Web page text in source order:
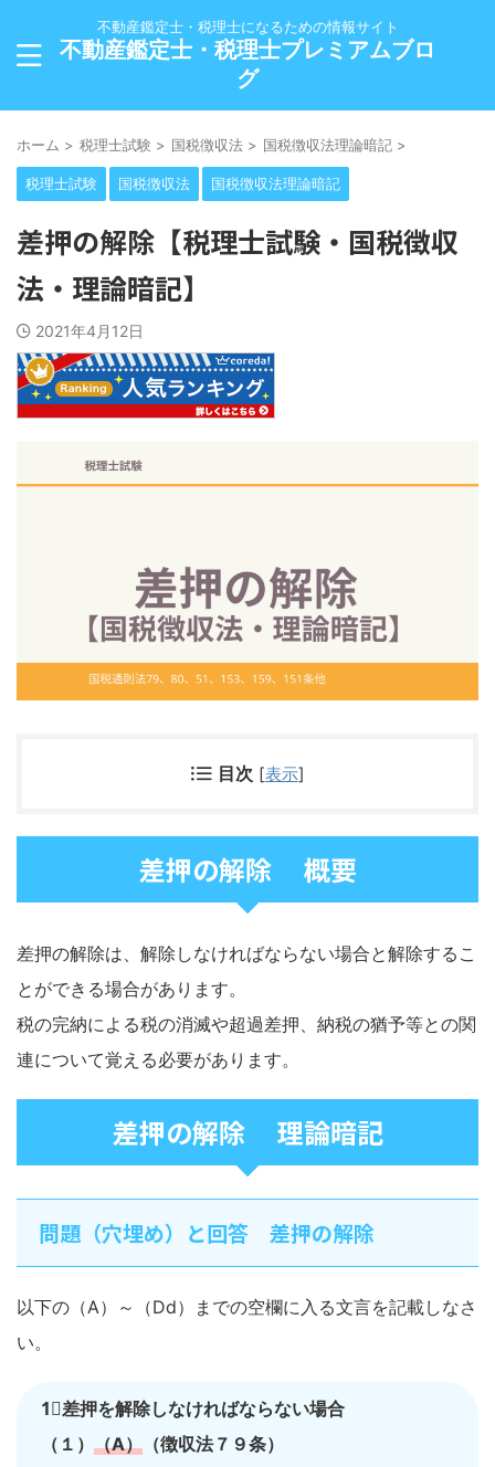
不動産鑑定士・税理士になるための情報サイト
不動産鑑定士・税理士プレミアムブロ
グ
ホーム > 税理士試験 > 国税徴収法 > 国税徴収法理論暗記 >
税理士試験 国税徴収法 国税徴収法理論暗記
差押の解除【税理士試験・国税徴収
法・理論暗記】
2021年4月12日
目次 [表示]
差押の解除 概要
差押の解除は、解除しなければならない場合と解除するこ
とができる場合があります。
税の完納による税の消滅や超過差押、納税の猶予等との関
連について覚える必要があります。
差押の解除 理論暗記
問題（穴埋め）と回答 差押の解除
以下の（A）～（Dd）までの空欄に入る文言を記載しなさ
い。
1⃣差押を解除しなければならない場合
（１）（A） （徴収法７９条）